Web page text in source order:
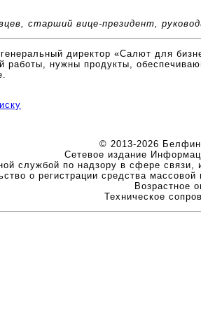
старший вице-президент,
директор «Салют для
работы, нужны продукты,
© 2013-2026
Сетевое издание
службой по надзору в сфере
о регистрации средства
Возрастное
Техническое